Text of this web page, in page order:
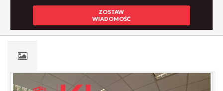
ZOSTAW
WIADOMOŚĆ